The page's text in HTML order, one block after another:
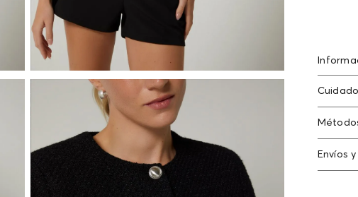
Lavado
la
Envíos